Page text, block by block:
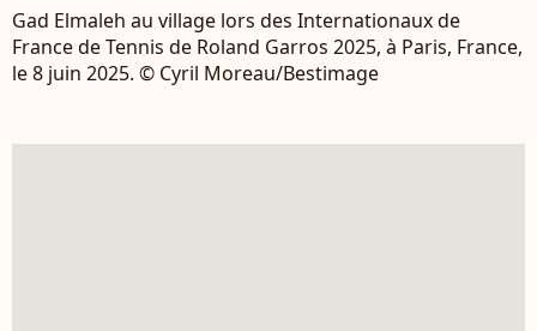
Gad Elmaleh au village lors des Internationaux de
France de Tennis de Roland Garros 2025, à Paris, France,
le 8 juin 2025. © Cyril Moreau/Bestimage